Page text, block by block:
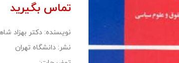
تماس بگیرید
نویسنده: دکتر بهزاد
نشر: دانشگاه تهران